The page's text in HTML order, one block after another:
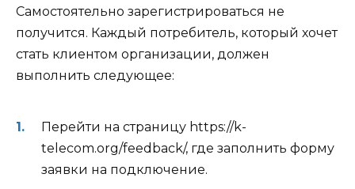
Самостоятельно зарегистрироваться не
получится. Каждый потребитель, который хочет
стать клиентом организации, должен
выполнить следующее:
Перейти на страницу https://k-
telecom.org/feedback/, где заполнить форму
заявки на подключение.